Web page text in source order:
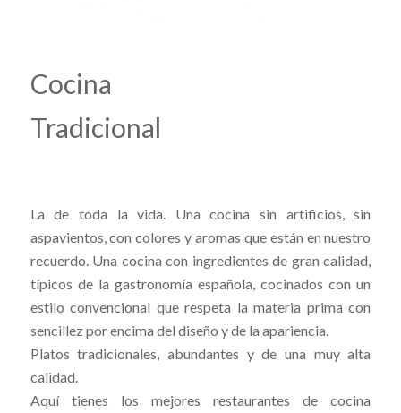
Cocina
Tradicional
La de toda la vida. Una cocina sin artificios, sin
aspavientos, con colores y aromas que están en nuestro
recuerdo. Una cocina con ingredientes de gran calidad,
típicos de la gastronomía española, cocinados con un
estilo convencional que respeta la materia prima con
sencillez por encima del diseño y de la apariencia.
Platos tradicionales, abundantes y de una muy alta
calidad.
Aquí tienes los mejores restaurantes de cocina